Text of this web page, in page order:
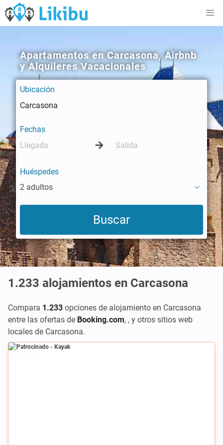
Apartamentos en Carcasona, Airbnb
y Alquileres Vacacionales
Ubicación
Fechas
Huéspedes
2 adultos
1.233 alojamientos en Carcasona
Compara 1.233 opciones de alojamiento en Carcasona
entre las ofertas de Booking.com, , y otros sitios web
locales de Carcasona.
Patrocinado